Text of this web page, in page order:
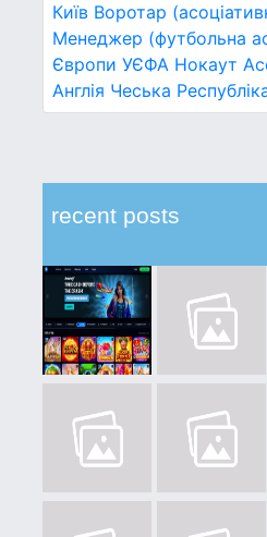
Київ Воротар
Менеджер (футбольна
Європи УЄФА Нокаут
Англія Чеська
recent posts